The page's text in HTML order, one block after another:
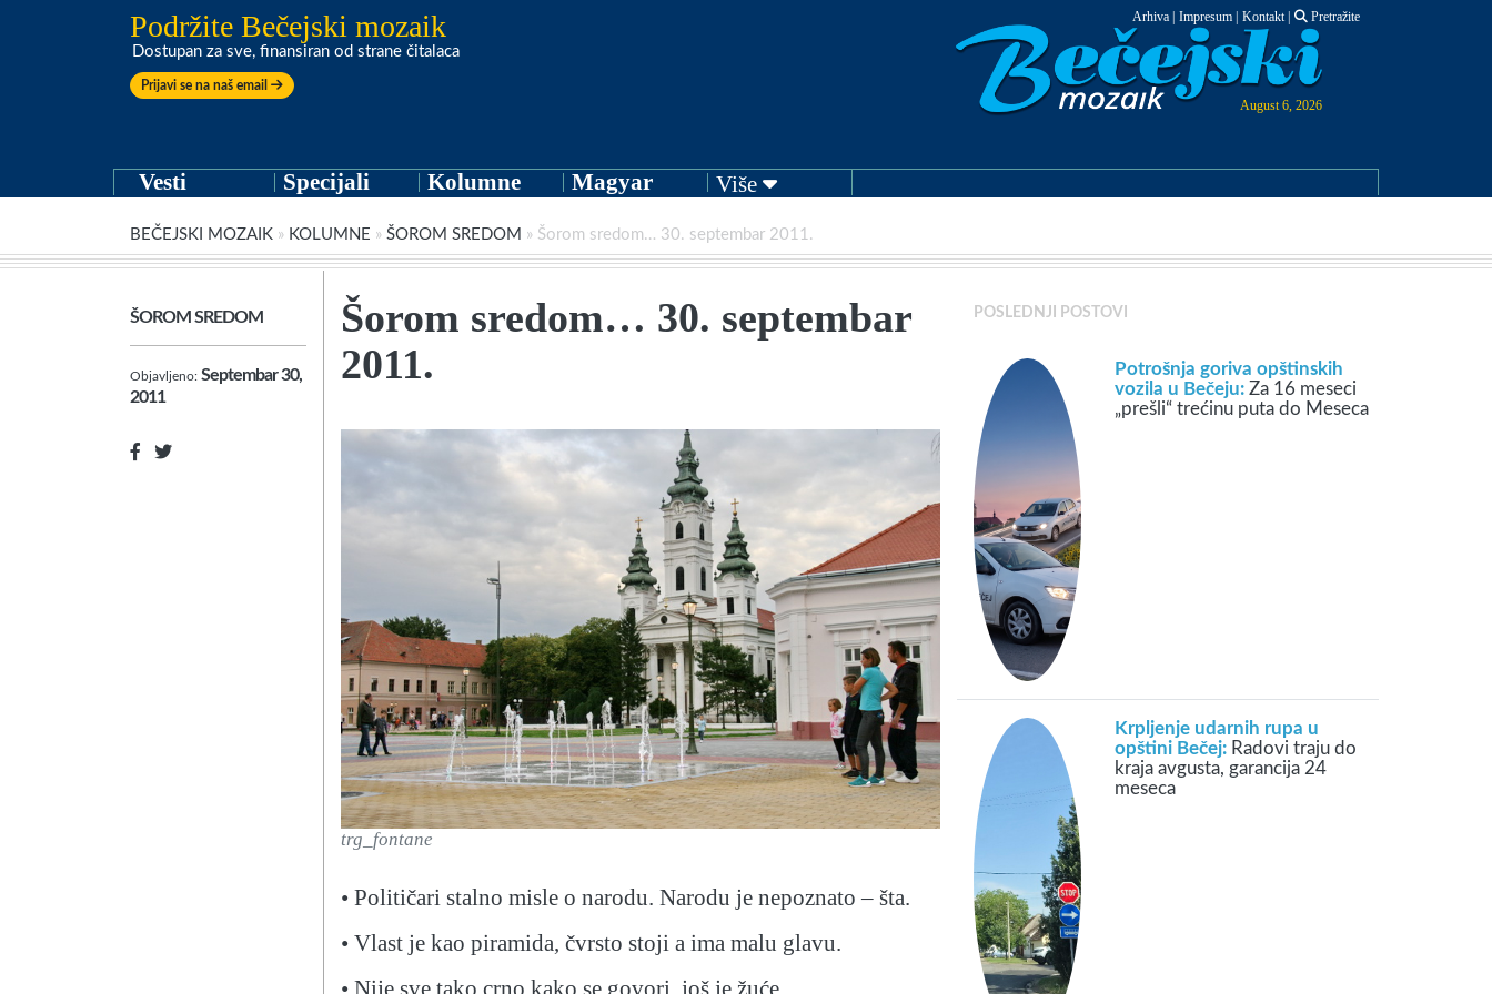
Podržite Bečejski mozaik
Dostupan za sve, finansiran od strane čitalaca
Prijavi se na naš email
Arhiva Impresum Kontakt| Pretražite
August 6, 2026
Vesti Specijali Kolumne Magyar Više
BEČEJSKI MOZAIK » KOLUMNE » ŠOROM SREDOM » Šorom sredom… 30. septembar 2011.
ŠOROM SREDOM
Objavljeno: Septembar 30,
2011
Šorom sredom… 30. septembar
2011.
trg_fontane
• Političari stalno misle o narodu. Narodu je nepoznato – šta.
• Vlast je kao piramida, čvrsto stoji a ima malu glavu.
• Nije sve tako crno kako se govori, još je žuće.
POSLEDNJI POSTOVI
Potrošnja goriva opštinskih
vozila u Bečeju: Za 16 meseci
„prešli“ trećinu puta do Meseca
Krpljenje udarnih rupa u
opštini Bečej: Radovi traju do
kraja avgusta, garancija 24
meseca